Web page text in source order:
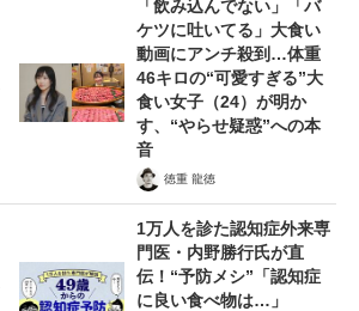
「飲み込んでない」「バ
ケツに吐いてる」大食い
動画にアンチ殺到…体重
46キロの“可愛すぎる”大
食い女子（24）が明か
す、“やらせ疑惑”への本
音
徳重 龍徳
1万人を診た認知症外来専
門医・内野勝行氏が直
伝！“予防メシ”「認知症
に良い食べ物は…」